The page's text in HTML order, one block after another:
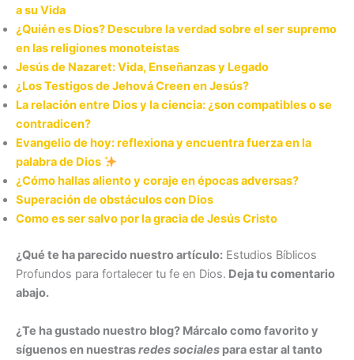
a su Vida
¿Quién es Dios? Descubre la verdad sobre el ser supremo
en las religiones monoteístas
Jesús de Nazaret: Vida, Enseñanzas y Legado
¿Los Testigos de Jehová Creen en Jesús?
La relación entre Dios y la ciencia: ¿son compatibles o se
contradicen?
Evangelio de hoy: reflexiona y encuentra fuerza en la
palabra de Dios
¿Cómo hallas aliento y coraje en épocas adversas?
Superación de obstáculos con Dios
Como es ser salvo por la gracia de Jesús Cristo
¿Qué te ha parecido nuestro artículo: Estudios Bíblicos
Profundos para fortalecer tu fe en Dios. Deja tu comentario
abajo.
¿Te ha gustado nuestro blog? Márcalo como favorito y
síguenos en nuestrasredes sociales para estar al tanto